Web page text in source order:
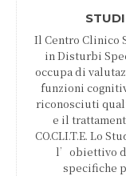
Il Centro Clinico
in Disturbi
occupa di
funzioni
riconosciuti
e il
CO.CLI.T.E. Lo
l’obiettivo
specifiche